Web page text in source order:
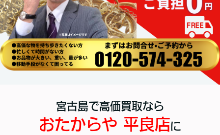
宮古島で高価買取なら
おたからや 平良店に